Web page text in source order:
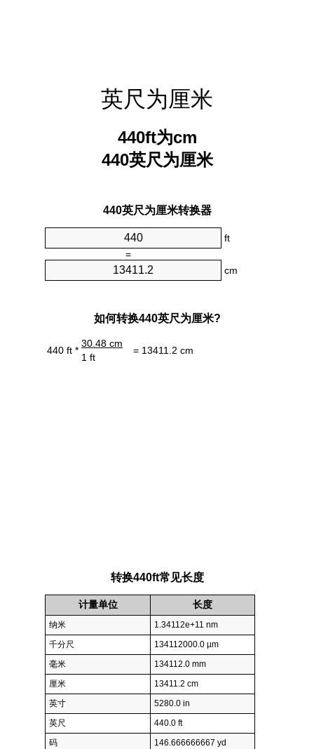
英尺为厘米
440ft为cm
440英尺为厘米
440英尺为厘米转换器
ft
=
cm
如何转换440英尺为厘米?
440 ft *
30.48 cm
= 13411.2 cm
1 ft
转换440ft常见长度
计量单位 长度
纳米
1.34112e+11 nm
千分尺
134112000.0 µm
毫米
134112.0 mm
厘米
13411.2 cm
英寸
5280.0 in
英尺
440.0 ft
码
146.666666667 yd